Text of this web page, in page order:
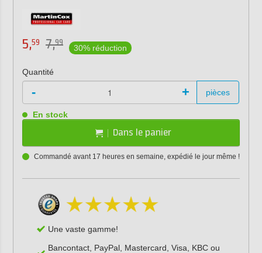
5,59 7,99
30% réduction
Quantité
- + pièces
En stock
Dans le panier
Commandé avant 17 heures en semaine, expédié le jour même !
Une vaste gamme!
Bancontact, PayPal, Mastercard, Visa, KBC ou